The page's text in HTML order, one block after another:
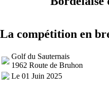
La compétition en
Golf du Sauternais
1962 Route de Bruhon
Le 01 Juin 2025